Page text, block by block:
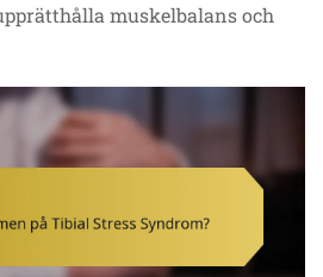
muskelbalans och